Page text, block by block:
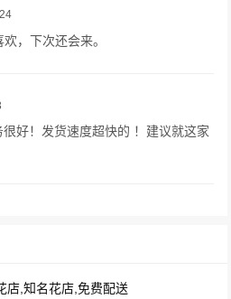
，下次还会来。
好！发货速度超快的 ！建议就这家
店,知名花店,免费配送